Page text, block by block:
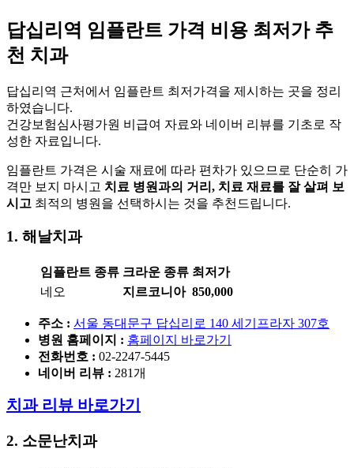
답십리역 임플란트 가격 비용 최저가 추
천 치과
답십리역 근처에서 임플란트 최저가격을 제시하는 곳을 정리
하였습니다.
건강보험심사평가원 비급여 자료와 네이버 리뷰를 기초로 작
성한 자료입니다.
임플란트 가격은 시술 재료에 따라 편차가 있으므로 단순히 가
격만 보지 마시고 치료 병원과의 거리, 치료 재료를 잘 살펴 보
시고 최적의 병원을 선택하시는 것을 추천드립니다.
1. 해날치과
임플란트 종류 크라운 종류 최저가
네오
지르코니아 850,000
주소 : 서울 동대문구 답십리로 140 세기프라자 307호
병원 홈페이지 : 홈페이지 바로가기
전화번호 : 02-2247-5445
네이버 리뷰 : 281개
치과 리뷰 바로가기
2. 소문난치과